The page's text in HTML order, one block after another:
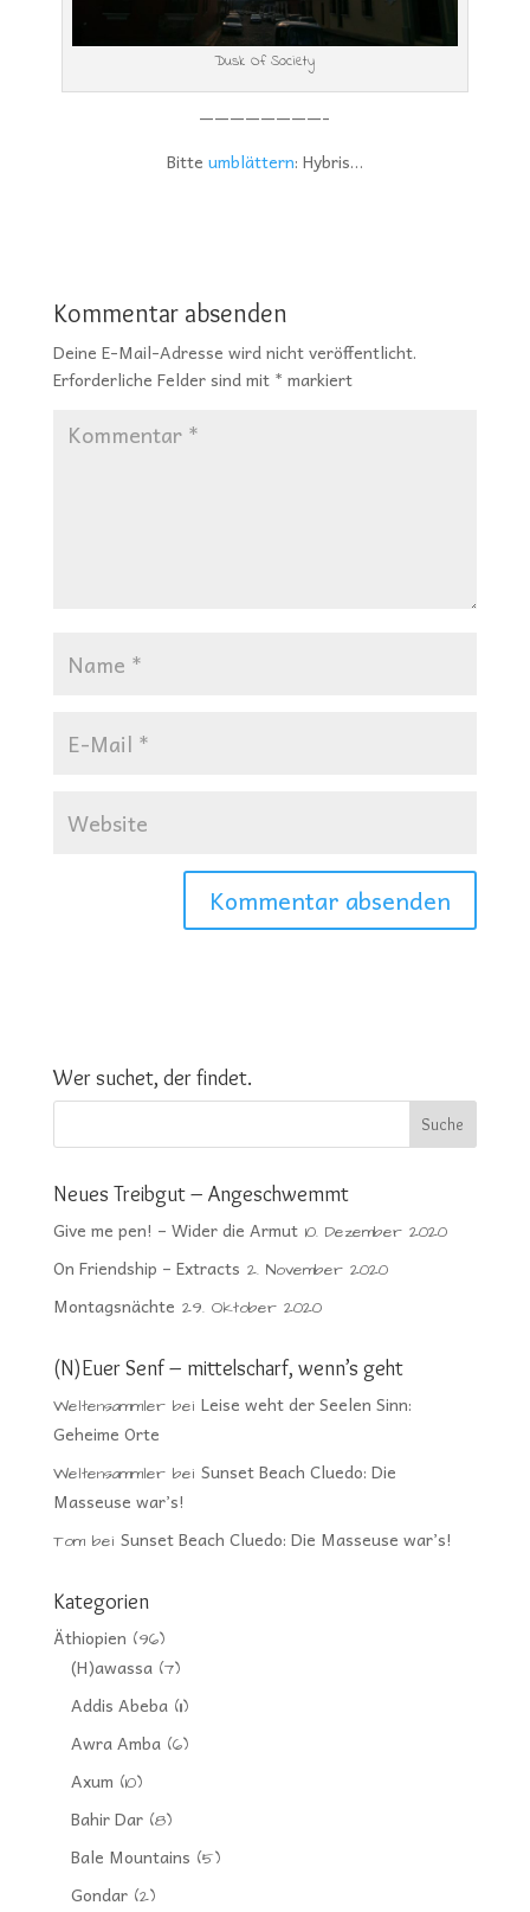
Dusk Of Society
————————-
Bitte umblättern: Hybris…
Kommentar absenden
Deine E-Mail-Adresse wird nicht veröffentlicht.
Erforderliche Felder sind mit * markiert
Wer suchet, der findet.
Neues Treibgut – Angeschwemmt
Give me pen! – Wider die Armut 10. Dezember 2020
On Friendship – Extracts 2. November 2020
Montagsnächte 29. Oktober 2020
(N)Euer Senf – mittelscharf, wenn’s geht
Weltensammlerbei Leise weht der Seelen Sinn:
Geheime Orte
Weltensammlerbei Sunset Beach Cluedo: Die
Masseuse war’s!
Tombei Sunset Beach Cluedo: Die Masseuse war’s!
Kategorien
Äthiopien (96)
(H)awassa(7)
Addis Abeba(11)
Awra Amba(6)
Axum (10)
Bahir Dar(8)
Bale Mountains (5)
Gondar(2)